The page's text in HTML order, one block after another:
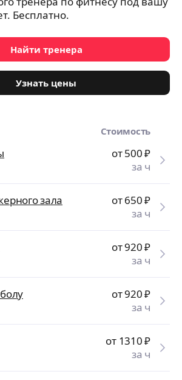
Бесплатно.
Найти тренера
Узнать цены
Стоимость
от 500₽
за ч
зала от 650₽
за ч
от 920₽
за ч
от 920₽
за ч
от 1310₽
за ч